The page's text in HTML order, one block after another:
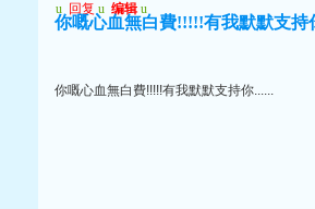
u 回复 u 编辑 u
你嘅心血無白費!!!!!有我默默支持
你嘅心血無白費!!!!!有我默默支持你......